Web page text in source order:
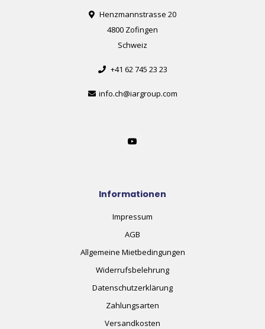
Henzmannstrasse 20
4800 Zofingen
Schweiz
+41 62 745 23 23
info.ch@iargroup.com
Informationen
Impressum
AGB
Allgemeine Mietbedingungen
Widerrufsbelehrung
Datenschutzerklärung
Zahlungsarten
Versandkosten